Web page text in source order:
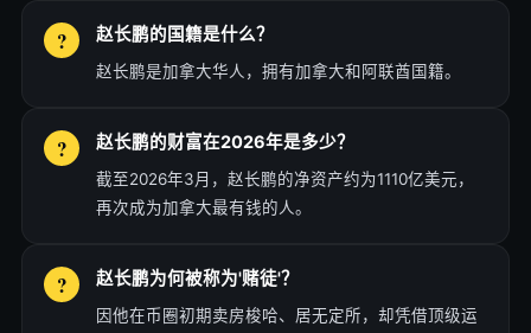
赵长鹏的国籍是什么？
赵长鹏是加拿大华人，拥有加拿大和阿联酋国籍。
赵长鹏的财富在2026年是多少？
截至2026年3月，赵长鹏的净资产约为1110亿美元，
再次成为加拿大最有钱的人。
赵长鹏为何被称为'赌徒'？
因他在币圈初期卖房梭哈、居无定所，却凭借顶级运